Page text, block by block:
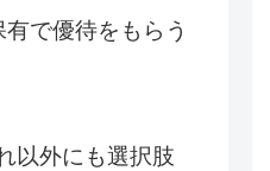
で優待をもらう
以外にも選択肢